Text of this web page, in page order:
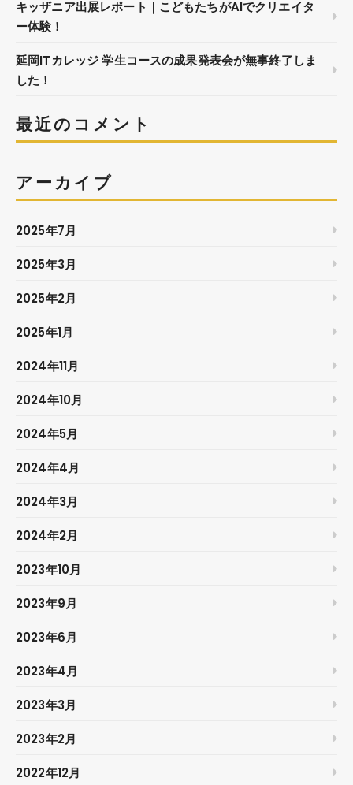
キッザニア出展レポート｜こどもたちがAIでクリエイタ
ー体験！
延岡ITカレッジ 学生コースの成果発表会が無事終了しま
した！
最近のコメント
アーカイブ
2025年7月
2025年3月
2025年2月
2025年1月
2024年11月
2024年10月
2024年5月
2024年4月
2024年3月
2024年2月
2023年10月
2023年9月
2023年6月
2023年4月
2023年3月
2023年2月
2022年12月